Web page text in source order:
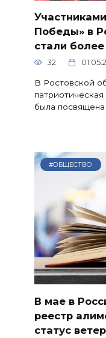
Победы» в
стали
32
В Ростовской
была
#ОБЩЕСТВО
В мае в
реестр
статус